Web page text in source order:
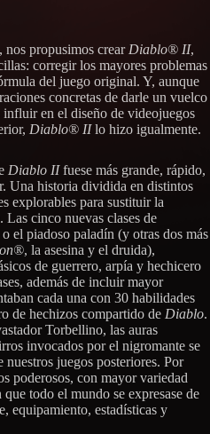
nos propusimos crear Diablo® II,
corregir los mayores problemas
del juego original. Y, aunque
concretas de darle un vuelco
en el diseño de videojuegos
Diablo® IIlo hizo igualmente.
Diablo IIfuese más grande, rápido,
Una historia dividida en distintos
explorables para sustituir la
cinco nuevas clases de
el piadoso paladín (y otras dos más
, la asesina y el druida),
de guerrero, arpía y hechicero
además de incluir mayor
cada una con 30 habilidades
de hechizos compartido de Diablo.
Torbellino, las auras
invocados por el nigromante se
juegos posteriores. Por
poderosos, con mayor variedad
todo el mundo se expresase de
equipamiento, estadísticas y